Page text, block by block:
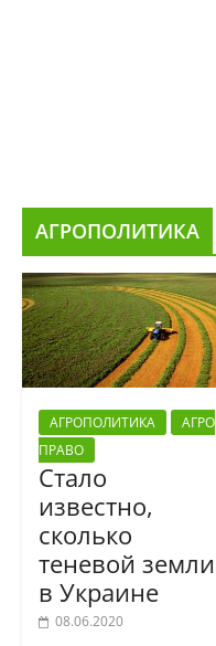
АГРОПОЛИТИКА
АГРОПОЛИТИКА
АГРО
ПРАВО
Стало
известно,
сколько
теневой земли
в Украине
08.06.2020